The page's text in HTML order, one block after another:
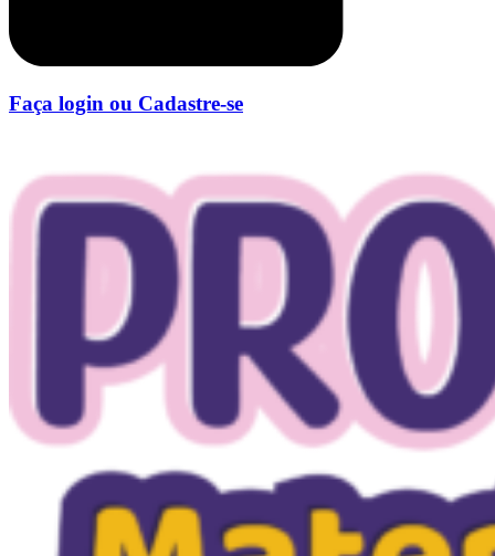
Faça login ou Cadastre-se